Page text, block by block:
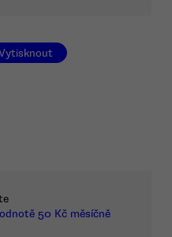
50 Kč měsíčně